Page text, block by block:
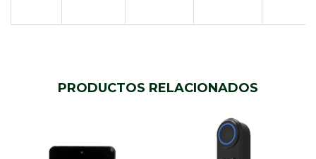
PRODUCTOS RELACIONADOS